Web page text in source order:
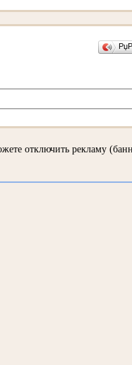
отключить рекламу